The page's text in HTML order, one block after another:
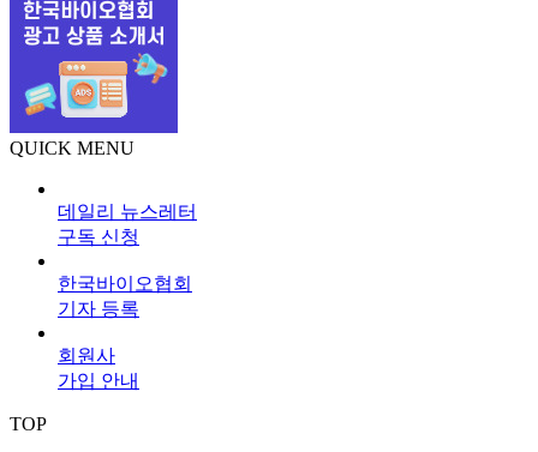
QUICK MENU
데일리 뉴스레터
구독 신청
한국바이오협회
기자 등록
회원사
가입 안내
TOP